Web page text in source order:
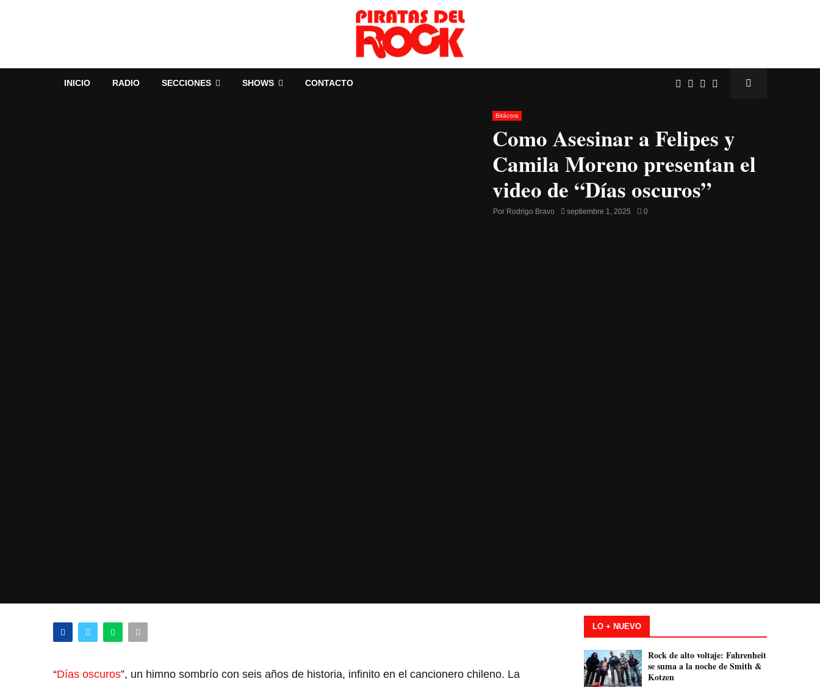
INICIO RADIO SECCIONES SHOWS CONTACTO
Bitácora
Como Asesinar a Felipes y
Camila Moreno presentan el
video de “Días oscuros”
Por Rodrigo Bravo septiembre 1, 2025 0
“Días oscuros”, un himno sombrío con seis años de historia, infinito en el cancionero chileno. La
LO + NUEVO
Rock de alto voltaje: Fahrenheit
se suma a la noche de Smith &
Kotzen